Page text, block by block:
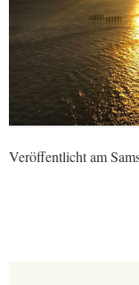
Veröffentlicht am